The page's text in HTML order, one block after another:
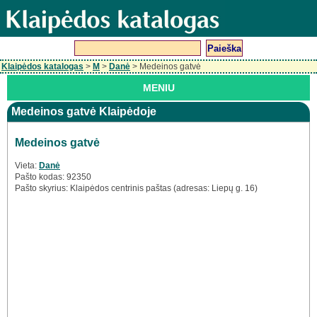
Klaipėdos katalogas > M > Danė > Medeinos gatvė
MENIU
Medeinos gatvė Klaipėdoje
Medeinos gatvė
Vieta: Danė
Pašto kodas: 92350
Pašto skyrius: Klaipėdos centrinis paštas (adresas: Liepų g. 16)